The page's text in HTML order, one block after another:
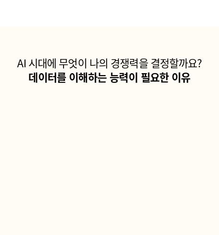
AI 시대에 무엇이 나의 경쟁력을 결정할까요?
데이터를 이해하는 능력이 필요한 이유